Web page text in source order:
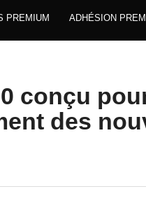
PREMIUM ADHÉSION
conçu
des